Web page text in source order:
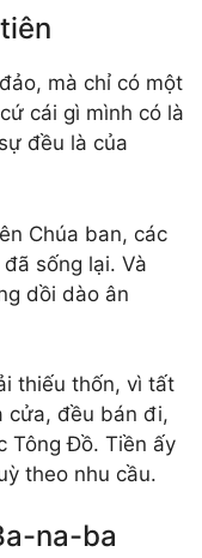
mà chỉ có một
cái gì mình có là
đều là của
Chúa ban, các
sống lại. Và
dồi dào ân
thiếu thốn, vì tất
cửa, đều bán đi,
Tông Đồ. Tiền ấy
theo nhu cầu.
na-ba